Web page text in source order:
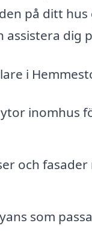
på ditt hus
assistera dig
i
inomhus
och
som